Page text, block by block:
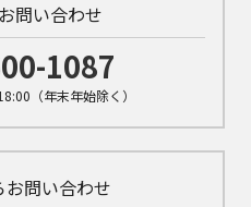
問い合わせ
1087
（年末年始除く）
お問い合わせ